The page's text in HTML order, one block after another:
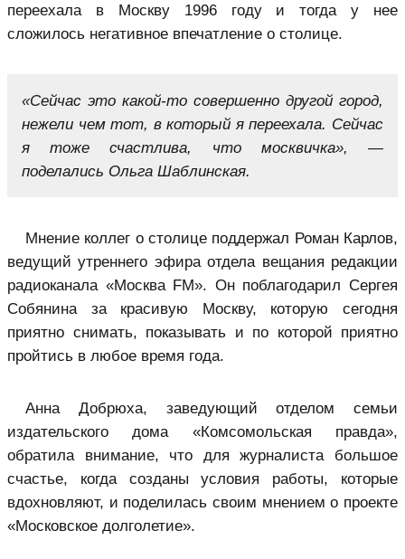
переехала в Москву 1996 году и тогда у нее
сложилось негативное впечатление о столице.
«Сейчас это какой-то совершенно другой город,
нежели чем тот, в который я переехала. Сейчас
я тоже счастлива, что москвичка», —
поделались Ольга Шаблинская.
Мнение коллег о столице поддержал Роман Карлов,
ведущий утреннего эфира отдела вещания редакции
радиоканала «Москва FM». Он поблагодарил Сергея
Собянина за красивую Москву, которую сегодня
приятно снимать, показывать и по которой приятно
пройтись в любое время года.
Анна Добрюха, заведующий отделом семьи
издательского дома «Комсомольская правда»,
обратила внимание, что для журналиста большое
счастье, когда созданы условия работы, которые
вдохновляют, и поделилась своим мнением о проекте
«Московское долголетие».